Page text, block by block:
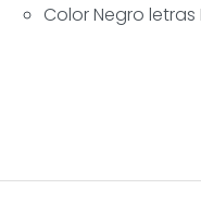
Color Negro letras